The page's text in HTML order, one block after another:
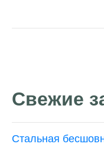
Свежие
Стальная